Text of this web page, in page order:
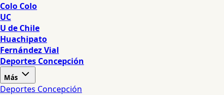
Colo Colo
UC
U de Chile
Huachipato
Fernández Vial
Deportes Concepción
Más
Deportes Concepción